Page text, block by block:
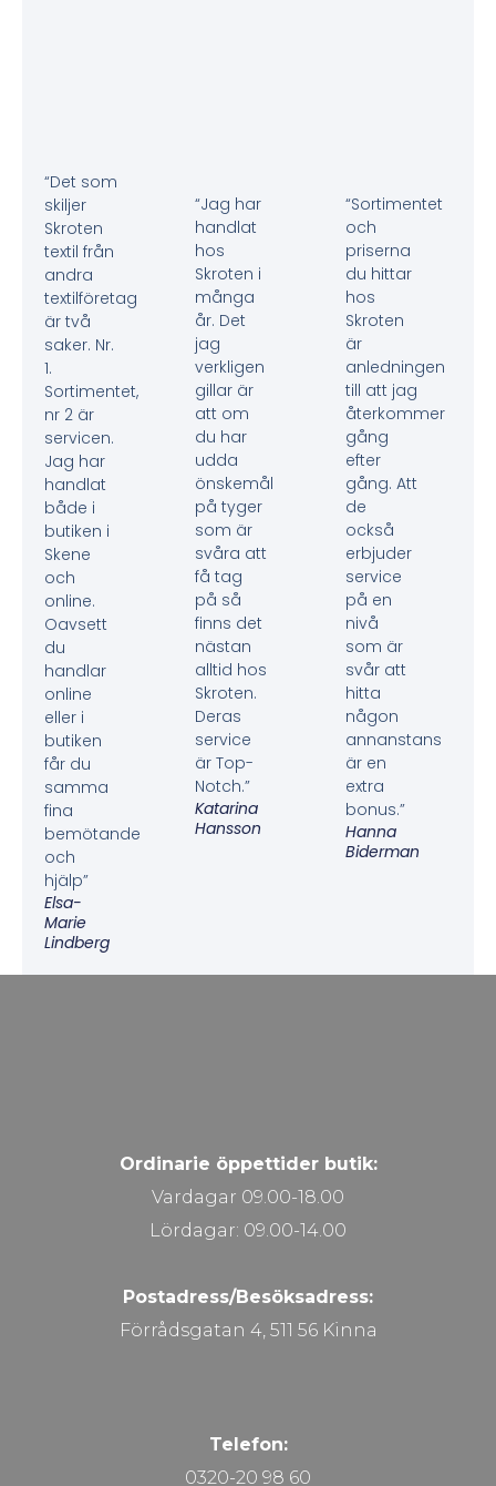
“Det som
skiljer
Skroten
textil från
andra
textilföretag
är två
saker. Nr.
1.
Sortimentet,
nr 2 är
servicen.
Jag har
handlat
både i
butiken i
Skene
och
online.
Oavsett
du
handlar
online
eller i
butiken
får du
samma
fina
bemötande
och
hjälp”
Elsa-
Marie
Lindberg
“Jag har
handlat
hos
Skroten i
många
år. Det
jag
verkligen
gillar är
att om
du har
udda
önskemål
på tyger
som är
svåra att
få tag
på så
finns det
nästan
alltid hos
Skroten.
Deras
service
är Top-
Notch.”
Katarina
Hansson
“Sortimentet
och
priserna
du hittar
hos
Skroten
är
anledningen
till att jag
återkommer
gång
efter
gång. Att
de
också
erbjuder
service
på en
nivå
som är
svår att
hitta
någon
annanstans
är en
extra
bonus.”
Hanna
Biderman
Ordinarie öppettider butik:
Vardagar 09.00-18.00
Lördagar: 09.00-14.00
Postadress/Besöksadress:
Förrådsgatan 4, 511 56 Kinna
Telefon:
0320-20 98 60